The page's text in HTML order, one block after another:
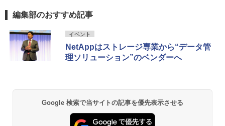
編集部のおすすめ記事
イベント
NetAppはストレージ専業から“データ管
理ソリューション”のベンダーへ
Google 検索で当サイトの記事を優先表示させる